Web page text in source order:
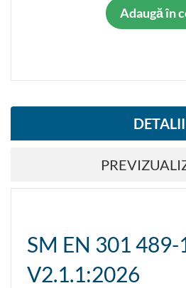
Adaugă în
DETALII
SM EN 301 489-
V2.1.1:2026